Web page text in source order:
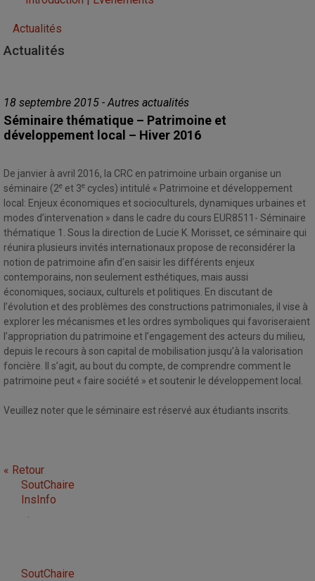
Actualités
Actualités
18 septembre 2015 - Autres actualités
Séminaire thématique – Patrimoine et
développement local – Hiver 2016
De janvier à avril 2016, la CRC en patrimoine urbain organise un
séminaire (2e et 3e cycles) intitulé « Patrimoine et développement
local: Enjeux économiques et socioculturels, dynamiques urbaines et
modes d’intervenation » dans le cadre du cours EUR8511- Séminaire
thématique 1. Sous la direction de Lucie K. Morisset, ce séminaire qui
réunira plusieurs invités internationaux propose de reconsidérer la
notion de patrimoine afin d’en saisir les différents enjeux
contemporains, non seulement esthétiques, mais aussi
économiques, sociaux, culturels et politiques. En discutant de
l’évolution et des problèmes des constructions patrimoniales, il vise à
explorer les mécanismes et les ordres symboliques qui favoriseraient
l’appropriation du patrimoine et l’engagement des acteurs du milieu,
depuis le recours à son capital de mobilisation jusqu’à la valorisation
foncière. Il s’agit, au bout du compte, de comprendre comment le
patrimoine peut « faire société » et soutenir le développement local.
Veuillez noter que le séminaire est réservé aux étudiants inscrits.
« Retour
SoutChaire
InsInfo
SoutChaire